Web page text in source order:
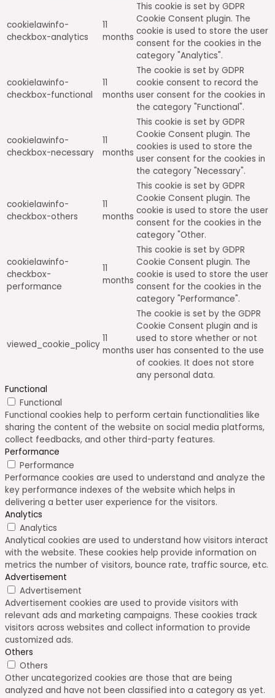
cookielawinfo-
checkbox-analytics
11
months
This cookie is set by GDPR
Cookie Consent plugin. The
cookie is used to store the user
consent for the cookies in the
category "Analytics".
cookielawinfo-
checkbox-functional
11
months
The cookie is set by GDPR
cookie consent to record the
user consent for the cookies in
the category "Functional".
cookielawinfo-
checkbox-necessary
11
months
This cookie is set by GDPR
Cookie Consent plugin. The
cookies is used to store the
user consent for the cookies in
the category "Necessary".
cookielawinfo-
checkbox-others
11
months
This cookie is set by GDPR
Cookie Consent plugin. The
cookie is used to store the user
consent for the cookies in the
category "Other.
cookielawinfo-
checkbox-
performance
11
months
This cookie is set by GDPR
Cookie Consent plugin. The
cookie is used to store the user
consent for the cookies in the
category "Performance".
viewed_cookie_policy
11
months
The cookie is set by the GDPR
Cookie Consent plugin and is
used to store whether or not
user has consented to the use
of cookies. It does not store
any personal data.
Functional
Functional
Functional cookies help to perform certain functionalities like
sharing the content of the website on social media platforms,
collect feedbacks, and other third-party features.
Performance
Performance
Performance cookies are used to understand and analyze the
key performance indexes of the website which helps in
delivering a better user experience for the visitors.
Analytics
Analytics
Analytical cookies are used to understand how visitors interact
with the website. These cookies help provide information on
metrics the number of visitors, bounce rate, traffic source, etc.
Advertisement
Advertisement
Advertisement cookies are used to provide visitors with
relevant ads and marketing campaigns. These cookies track
visitors across websites and collect information to provide
customized ads.
Others
Others
Other uncategorized cookies are those that are being
analyzed and have not been classified into a category as yet.